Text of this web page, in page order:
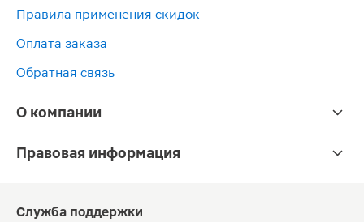
Правила применения скидок
Оплата заказа
Обратная связь
О компании
Правовая информация
Служба поддержки